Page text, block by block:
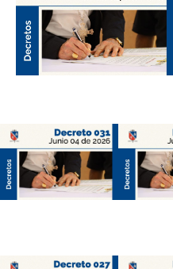
Decreto
031 de
2026